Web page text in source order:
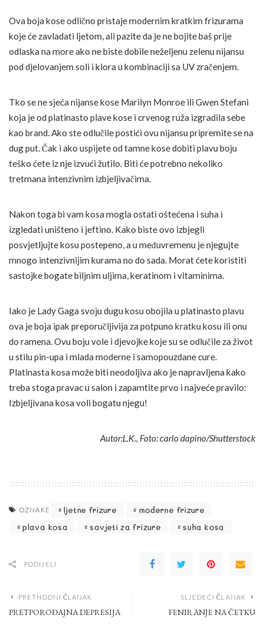
Ova boja kose odlično pristaje modernim kratkim frizurama
koje će zavladati ljetom, ali pazite da je ne bojite baš prije
odlaska na more ako ne biste dobile neželjenu zelenu nijansu
pod djelovanjem soli i klora u kombinaciji sa UV zračenjem.
Tko se ne sjeća nijanse kose Marilyn Monroe ili Gwen Stefani
koja je od platinasto plave kose i crvenog ruža izgradila sebe
kao brand. Ako ste odlučile postići ovu nijansu pripremite se na
dug put. Čak i ako uspijete od tamne kose dobiti plavu boju
teško ćete iz nje izvući žutilo. Biti će potrebno nekoliko
tretmana intenzivnim izbjeljivačima.
Nakon toga bi vam kosa mogla ostati oštećena i suha i
izgledati uništeno i jeftino. Kako biste ovo izbjegli
posvjetljujte kosu postepeno, a u međuvremenu je njegujte
mnogo intenzivnijim kurama no do sada. Morat ćete koristiti
sastojke bogate biljnim uljima, keratinom i vitaminima.
Iako je Lady Gaga svoju dugu kosu obojila u platinasto plavu
ova je boja ipak preporučljivija za potpuno kratku kosu ili onu
do ramena. Ovu boju vole i djevojke koje su se odlučile za život
u stilu pin-upa i mlada moderne i samopouzdane cure.
Platinasta kosa može biti neodoljiva ako je napravljena kako
treba stoga pravac u salon i zapamtite prvo i najveće pravilo:
Izbjeljivana kosa voli bogatu njegu!
Autor:L.K., Foto: carlo dapino/Shutterstock
OZNAKE ljetne frizure
moderne frizure
plava kosa
savjeti za frizure suha kosa
PODIJELI
PRETHODNI ČLANAK
PRETPOROĐAJNA DEPRESIJA
SLJEDEĆI ČLANAK
FENIRANJE NA ČETKU